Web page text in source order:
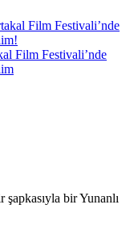
Film Festivali’nde
şapkasıyla bir Yunanlı